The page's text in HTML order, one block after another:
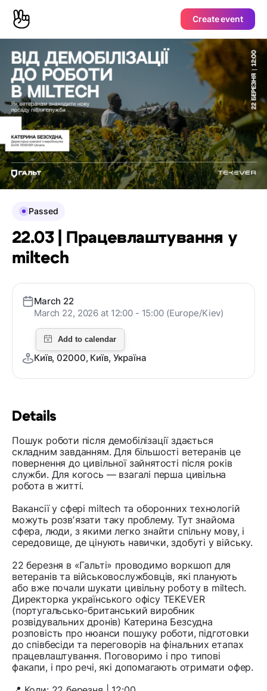
Create event
Details
Пошук роботи після демобілізації здається
складним завданням. Для більшості ветеранів це
повернення до цивільної зайнятості після років
служби. Для когось — взагалі перша цивільна
робота в житті.
Вакансії у сфері miltech та оборонних технологій
можуть розвʼязати таку проблему. Тут знайома
сфера, люди, з якими легко знайти спільну мову, і
середовище, де цінують навички, здобуті у війську.
22 березня в «Гальті» проводимо воркшоп для
ветеранів та військовослужбовців, які планують
або вже почали шукати цивільну роботу в miltech.
Директорка українського офісу TEKEVER
(португальсько-британський виробник
розвідувальних дронів) Катерина Безсудна
розповість про нюанси пошуку роботи, підготовки
до співбесіди та переговорів на фінальних етапах
працевлаштування. Поговоримо і про типові
факапи, і про речі, які допомагають отримати офер.
Passed
22.03 | Працевлаштування у
miltech
March 22
March 22, 2026 at 12:00 - 15:00 (Europe/Kiev)
Київ, 02000, Київ, Україна